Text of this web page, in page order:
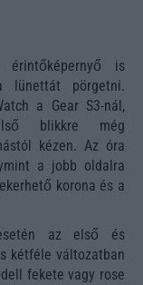
is
lünettát pörgetni.
a Gear S3-nál,
blikkre még
kézen. Az óra
a jobb oldalra
korona és a
az első és
kétféle változatban
fekete vagy rose